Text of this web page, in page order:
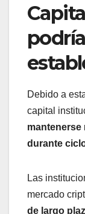
Debido a
capital
mantenerse
durante
Las
mercado
de largo